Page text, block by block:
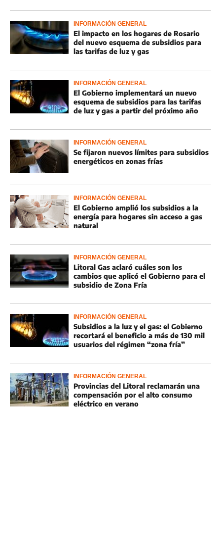
INFORMACIÓN GENERAL
El impacto en los hogares de Rosario
del nuevo esquema de subsidios para
las tarifas de luz y gas
INFORMACIÓN GENERAL
El Gobierno implementará un nuevo
esquema de subsidios para las tarifas
de luz y gas a partir del próximo año
INFORMACIÓN GENERAL
Se fijaron nuevos límites para subsidios
energéticos en zonas frías
INFORMACIÓN GENERAL
El Gobierno amplió los subsidios a la
energía para hogares sin acceso a gas
natural
INFORMACIÓN GENERAL
Litoral Gas aclaró cuáles son los
cambios que aplicó el Gobierno para el
subsidio de Zona Fría
INFORMACIÓN GENERAL
Subsidios a la luz y el gas: el Gobierno
recortará el beneficio a más de 130 mil
usuarios del régimen “zona fría”
INFORMACIÓN GENERAL
Provincias del Litoral reclamarán una
compensación por el alto consumo
eléctrico en verano